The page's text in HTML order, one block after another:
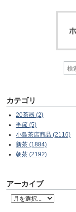
カテゴリ
20茶器 (2)
季節 (5)
小島茶店商品 (2116)
新茶 (1884)
朝茶 (2192)
アーカイブ